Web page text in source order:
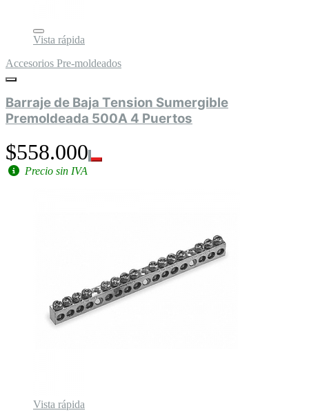
Vista rápida
Accesorios Pre-moldeados
Barraje de Baja Tension Sumergible
Premoldeada 500A 4 Puertos
$558.000
Precio sin IVA
Vista rápida